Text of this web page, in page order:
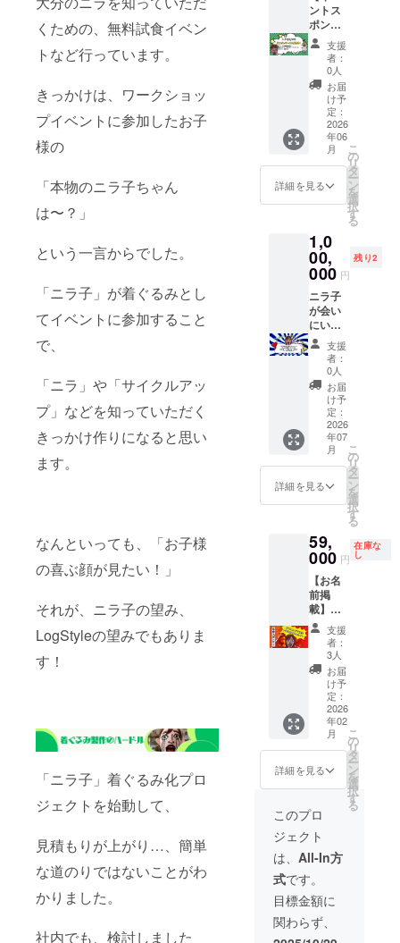
くための、無料試食イベン
トなど行っています。
きっかけは、ワークショッ
プイベントに参加したお子
様の
「本物のニラ子ちゃん
は〜？」
という一言からでした。
「ニラ子」が着ぐるみとし
てイベントに参加すること
で、
「ニラ」や「サイクルアッ
プ」などを知っていただく
きっかけ作りになると思い
ます。
なんといっても、「お子様
の喜ぶ顔が見たい！」
それが、ニラ子の望み、
LogStyleの望みでもありま
す！
「ニラ子」着ぐるみ化プロ
ジェクトを始動して、
見積もりが上がり…、簡単
な道のりではないことがわ
かりました。
社内でも、検討しました
ELECTI
ON202
2グラン
プリ受
OMOTE
NASHI
SELEC
TION
2022年
度金賞
受
賞
いいた
しま
す。
（３
９）ス
ポン
サー 青
枠…60
名
様
ニラ子
の号泣
（５
９）ス
ポン
サー
【備考
欄】掲
お名前
を備考
欄に記
入お願
いいた
しま
す。
その他
相談 ・
掲載サ
イズ：
（5×10
ｃｍ程
度） ・
支援
時、必
ず備考
欄に希
望され
るお名
前をご
ださ
い。 ニ
ラ子
が、着
ぐるみ
になっ
た後
に、お
披露目
イベン
トを大
分で開
催いた
しま
す。 そ
の際
の、ス
タッフ
約30名
が着用
ベントT
シャツ
です。
また、
スポン
サー様
には、T
シャツ
３着と
ニラ子
セット
を送ら
せてい
ただき
ます。
【備考
欄】掲
を備考
欄に記
入お願
いいた
しま
す。
ラシ、
SNSな
どにも
掲載。
・掲載
期間：
ニラ子
お披露
目イベ
ント
等、
他、野
外イベ
ント
（１年
掲載方
法：文
字・横
ロゴ
は可、
その他
相談 ・
掲載サ
イズ：
（8×25
ｃｍ程
度） ・
支援
時、必
ず備考
欄に希
望され
るお名
前をご
ださ
い。 ニ
ラ子
が、着
ぐるみ
になっ
た後
に、お
披露目
イベン
トを大
分で開
催いた
しま
す。 そ
の際
の、ス
が着用
するイ
ベントT
シャツ
です。
また、
スポン
サー様
には、T
シャツ5
ントス
ポン
サーお
名前掲
載】 イ
ベントT
シャツ
の緑枠
部分
に、支
援者様
のお名
前
（ニッ
クネー
企業名
を、掲
載しま
す。
他、チ
ラシ
SNSな
どにも
掲載。
・掲載
期間：
ニラ子
ワーク
ショッ
プイベ
ント ・
掲載方
法：文
字・横
ロゴ
その他
相談 ・
掲載サ
イズ：
大
（8×25
ｃｍ程
度） ・
支援
時、必
ず備考
欄に希
望され
るお名
前をご
記入く
ださ
サー
様、参
加チ
ケット
付き イ
ベント
時、ス
タッフ
が着
用。 ス
支援
者：
0人
お届
け予
定：
2026
年06
月
詳細を見る
こ
の
リ
タ
ー
ン
を
選
択
す
る
1,0
00,
000 円
残り2
ニラ子
が会い
にい
く！！
・詳
細：ニ
ラ子が
あなた
の街
へ！５
０名様
分の飲
食チ
ケット
付き！
・提供
ご指定
の街ま
で伺い
ます。
・注意
事項：
ご指定
の街で
の一時
営業許
可等、
申請が
必要な
ため、
メール
等でや
り取り
きま
す。 チ
ケット
は、郵
送させ
ていた
だきま
す。
【備考
欄】会
支援
者：
0人
お届
け予
定：
2026
年07
月
詳細を見る
こ
の
リ
タ
ー
ン
を
選
択
す
る
59,
000 円
在庫な
し
【お名
前掲
載】
「着ぐ
るみニ
ラ子誕
生スポ
サー」
大分に
あるニ
ラコス
トア店
横の掲
示板
に、支
援者様
のお名
前
（ニッ
クネー
ム）を
掲載し
ます。
・掲載
期間：
支援
者：
3人
お届
け予
定：
2026
年02
月
詳細を見る
こ
の
リ
タ
ー
ン
を
選
択
す
る
このプロ
ジェクト
は、 All-In方
式です。
目標金額に
関わらず、